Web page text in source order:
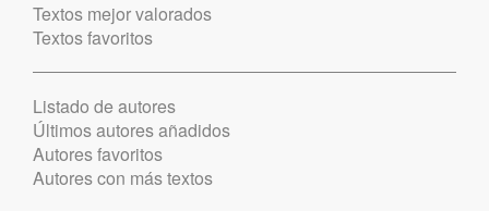
Textos mejor valorados
Textos favoritos
Listado de autores
Últimos autores añadidos
Autores favoritos
Autores con más textos